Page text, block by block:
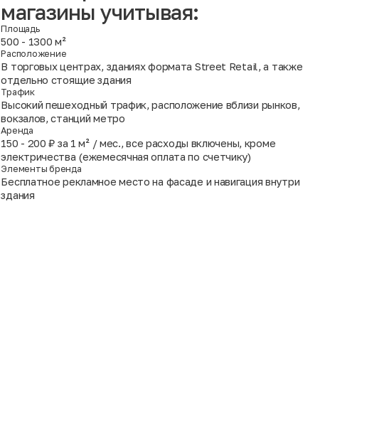
магазины учитывая:
Площадь
500 - 1300 м²
Расположение
В торговых центрах, зданиях формата Street Retail, а также
отдельно стоящие здания
Трафик
Высокий пешеходный трафик, расположение вблизи рынков,
вокзалов, станций метро
Аренда
150 - 200 ₽ за 1 м² / мес., все расходы включены, кроме
электричества (ежемесячная оплата по счетчику)
Элементы бренда
Бесплатное рекламное место на фасаде и навигация внутри
здания